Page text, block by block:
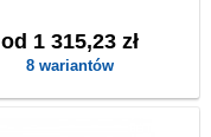
od 1 315,23 zł
8 wariantów